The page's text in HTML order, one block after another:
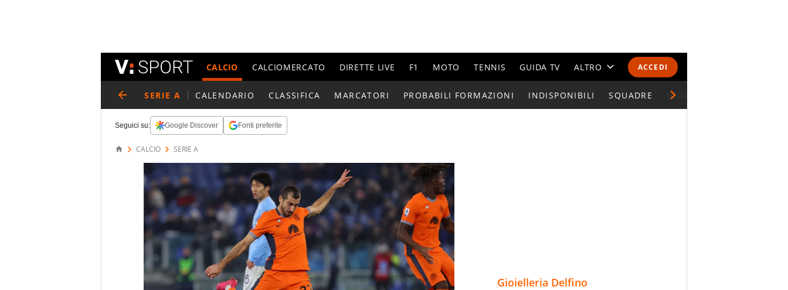
ACCEDI
CALCIO CALCIOMERCATO DIRETTE LIVE F1 MOTO TENNIS GUIDA TV ALTRO
CALENDARI E CLASSIFICHE
SERIE A CALENDARIO CLASSIFICA MARCATORI PROBABILI FORMAZIONI INDISPONIBILI SQUADRE GIOCATORI SERIE A
Seguici su: Google Discover Fonti preferite
CALCIO SERIE A
Gioielleria Delfino